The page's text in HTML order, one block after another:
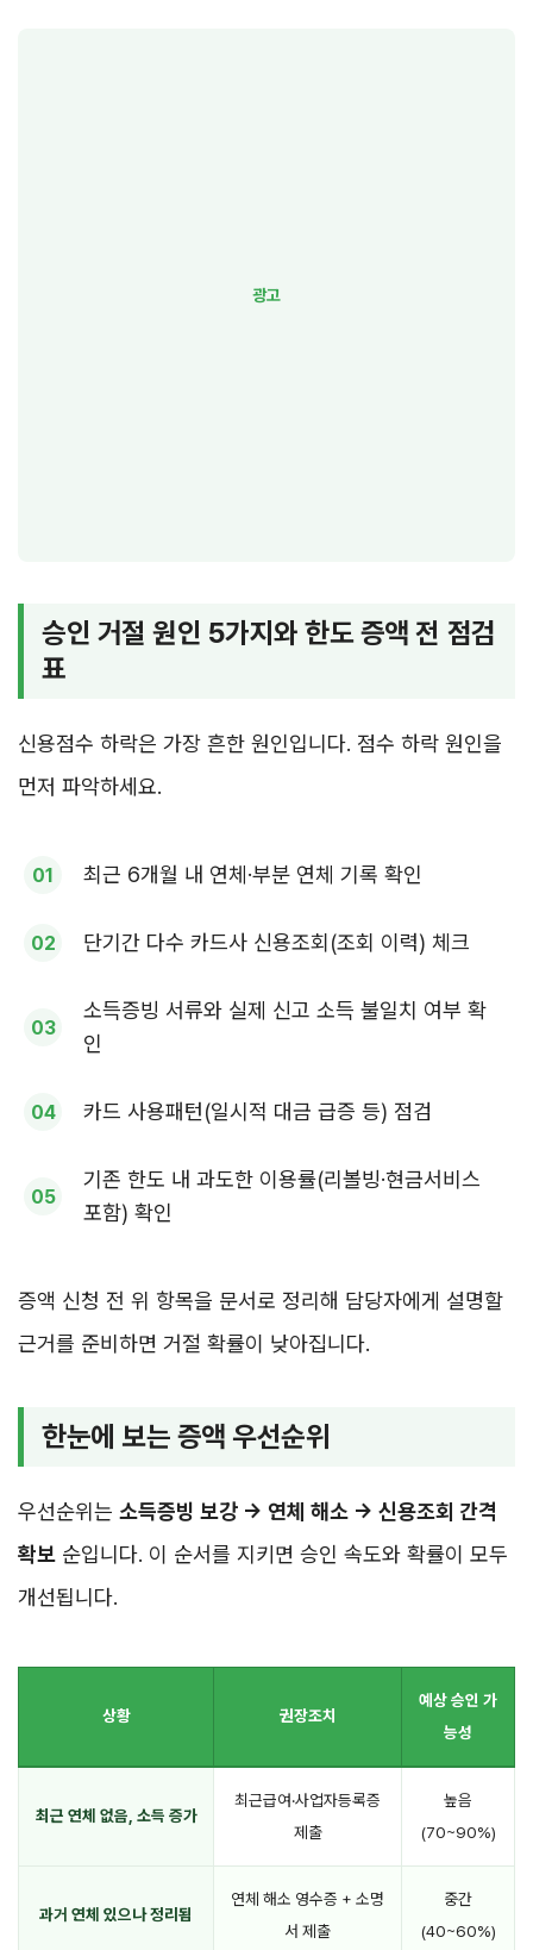
승인 거절 원인 5가지와 한도 증액 전 점검
표
신용점수 하락은 가장 흔한 원인입니다. 점수 하락 원인을
먼저 파악하세요.
최근 6개월 내 연체·부분 연체 기록 확인
단기간 다수 카드사 신용조회(조회 이력) 체크
소득증빙 서류와 실제 신고 소득 불일치 여부 확
인
카드 사용패턴(일시적 대금 급증 등) 점검
기존 한도 내 과도한 이용률(리볼빙·현금서비스
포함) 확인
증액 신청 전 위 항목을 문서로 정리해 담당자에게 설명할
근거를 준비하면 거절 확률이 낮아집니다.
한눈에 보는 증액 우선순위
우선순위는 소득증빙 보강 → 연체 해소 → 신용조회 간격
확보 순입니다. 이 순서를 지키면 승인 속도와 확률이 모두
개선됩니다.
상황 권장조치
예상 승인 가
능성
최근 연체 없음, 소득 증가
최근급여·사업자등록증
제출
높음
(70~90%)
과거 연체 있으나 정리됨
연체 해소 영수증 + 소명
서 제출
중간
(40~60%)